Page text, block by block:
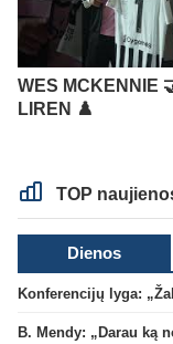
WES MCKENNIE
LIREN ♟️
TOP
Dienos